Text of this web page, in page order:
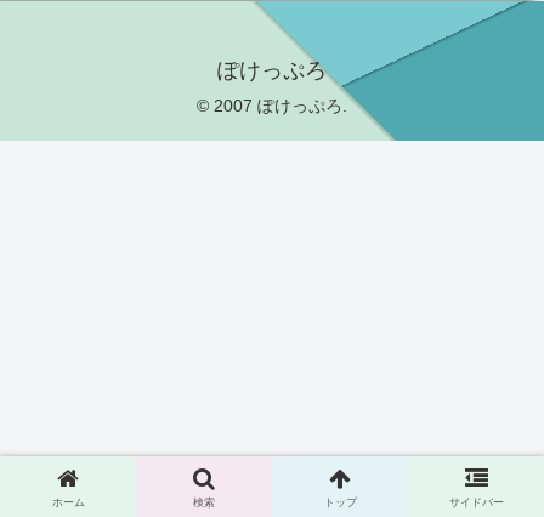
ぽけっぷろ
© 2007 ぽけっぷろ.
ホーム 検索 トップ サイドバー